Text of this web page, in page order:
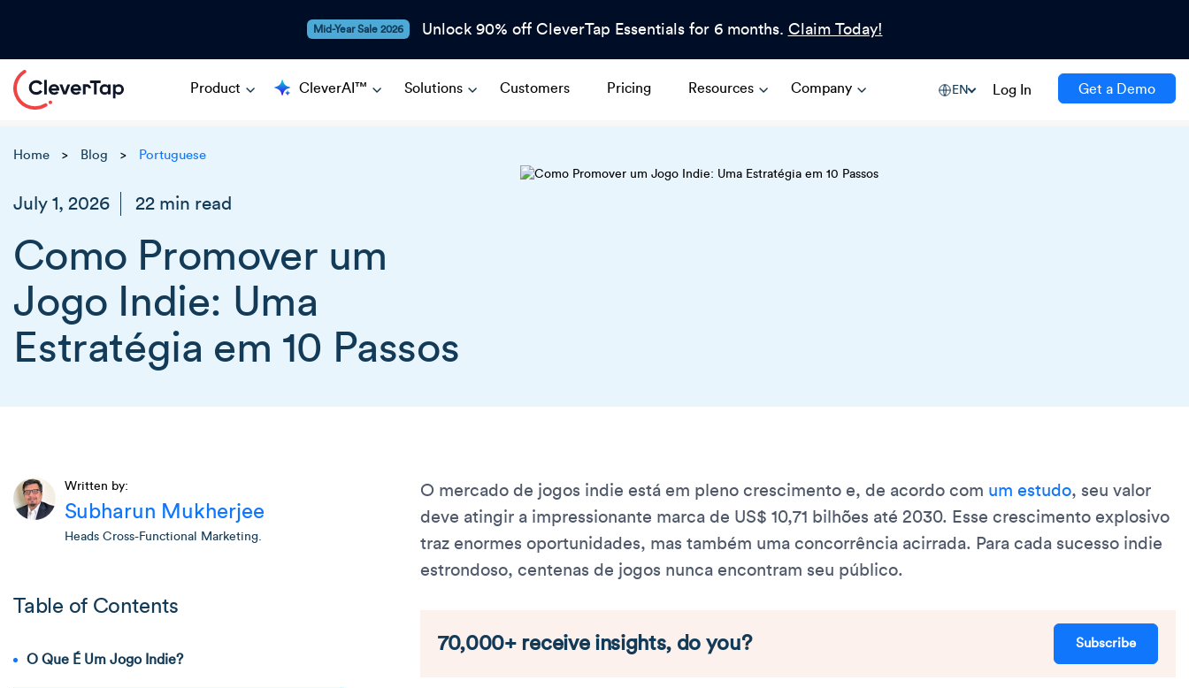
Mid-Year Sale 2026 Unlock 90% off CleverTap Essentials for 6 months. Claim Today!
Product CleverAI™ Solutions Customers Pricing Resources Company EN Log In Get a Demo
Home > Blog > Portuguese
July 1, 2026 22 min read
Como Promover um
Jogo Indie: Uma
Estratégia em 10 Passos
Written by:
Subharun Mukherjee
Heads Cross-Functional Marketing.
Table of Contents
O Que É Um Jogo Indie?
O mercado de jogos indie está em pleno crescimento e, de acordo com um estudo, seu valor
deve atingir a impressionante marca de US$ 10,71 bilhões até 2030. Esse crescimento explosivo
traz enormes oportunidades, mas também uma concorrência acirrada. Para cada sucesso indie
estrondoso, centenas de jogos nunca encontram seu público.
70,000+ receive insights, do you? Subscribe